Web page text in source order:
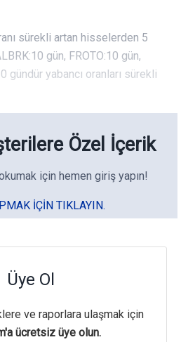
sürekli artan hisselerden 5
gün, FROTO:10 gün,
gündür yabancı oranları sürekli
Özel İçerik
okumak için hemen giriş yapın!
IÇIN TIKLAYIN.
Üye Ol
ve raporlara ulaşmak için
ücretsiz üye olun.